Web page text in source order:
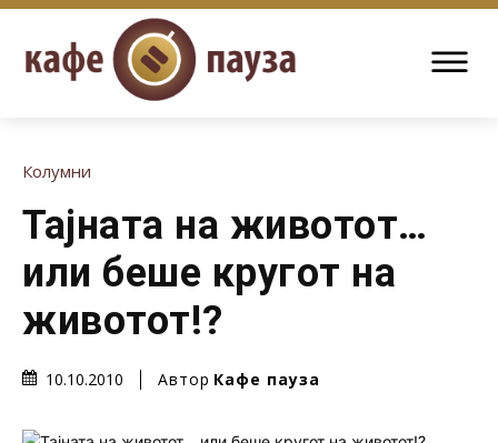
Колумни
Тајната на животот…
или беше кругот на
животот!?
10.10.2010 Автор Кафе пауза